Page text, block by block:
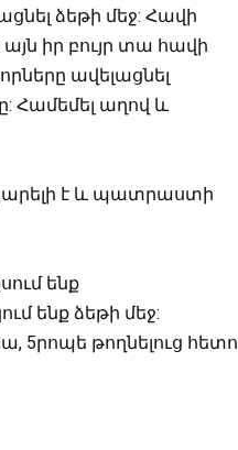
ձեթի մեջ: Հավի
իր բույր տա հավի
ավելացնել
Համեմել աղով և
է և պատրաստի
ենք
ենք ձեթի մեջ:
5րոպե թողնելուց հետո